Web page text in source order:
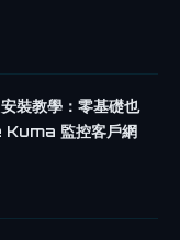
教學：零基礎也
Kuma 監控客戶網